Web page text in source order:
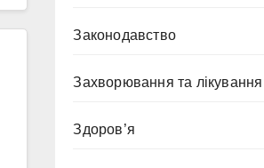
Законодавство
Захворювання та лікування
Здоров’я